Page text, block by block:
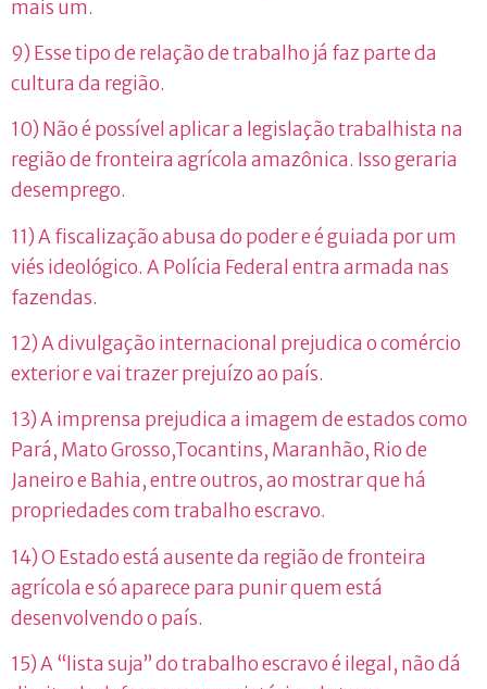
mais um.
9) Esse tipo de relação de trabalho já faz parte da
cultura da região.
10) Não é possível aplicar a legislação trabalhista na
região de fronteira agrícola amazônica. Isso geraria
desemprego.
11) A fiscalização abusa do poder e é guiada por um
viés ideológico. A Polícia Federal entra armada nas
fazendas.
12) A divulgação internacional prejudica o comércio
exterior e vai trazer prejuízo ao país.
13) A imprensa prejudica a imagem de estados como
Pará, Mato Grosso,Tocantins, Maranhão, Rio de
Janeiro e Bahia, entre outros, ao mostrar que há
propriedades com trabalho escravo.
14) O Estado está ausente da região de fronteira
agrícola e só aparece para punir quem está
desenvolvendo o país.
15) A “lista suja” do trabalho escravo é ilegal, não dá